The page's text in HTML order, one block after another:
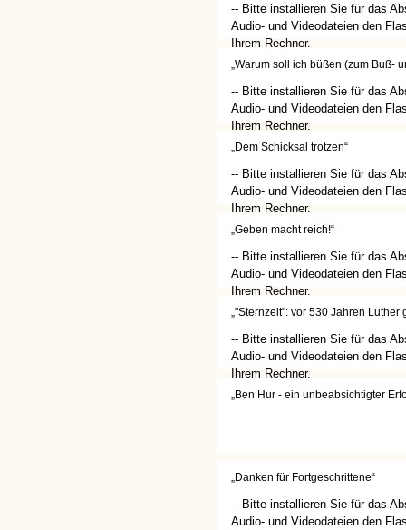
-- Bitte installieren Sie für das
Audio- und Videodateien den
Ihrem Rechner.
(http://get.adobe.com/de/
„Warum soll ich büßen (zum Buß-
-- Bitte installieren Sie für das
Audio- und Videodateien den
Ihrem Rechner.
(http://get.adobe.com/de/
„Dem Schicksal trotzen“
-- Bitte installieren Sie für das
Audio- und Videodateien den
Ihrem Rechner.
(http://get.adobe.com/de/
„Geben macht reich!“
-- Bitte installieren Sie für das
Audio- und Videodateien den
Ihrem Rechner.
(http://get.adobe.com/de/
„"Sternzeit": vor 530 Jahren Luther
-- Bitte installieren Sie für das
Audio- und Videodateien den
Ihrem Rechner.
(http://get.adobe.com/de/
„Ben Hur - ein unbeabsichtigter
„Danken für Fortgeschrittene“
-- Bitte installieren Sie für das
Audio- und Videodateien den